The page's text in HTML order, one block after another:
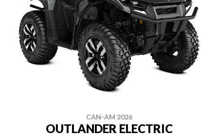
CAN-AM 2026
OUTLANDER ELECTRIC